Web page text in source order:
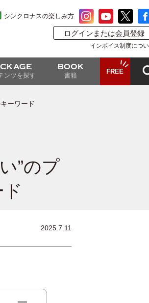
シンクロナスの楽しみ方
ログインまたは会員登録
インボイス制度につ
ンツを探す
BOOK
書籍
FREE
ーワード
”のプ
2025.7.11